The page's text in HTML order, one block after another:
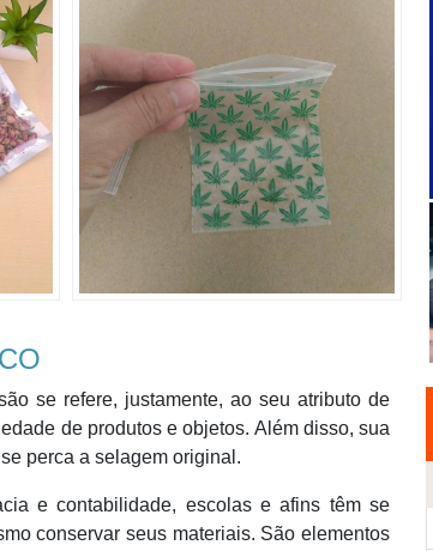
se refere, justamente, ao seu atributo de
de produtos e objetos. Além disso, sua
perca a selagem original.
e contabilidade, escolas e afins têm se
conservar seus materiais. São elementos